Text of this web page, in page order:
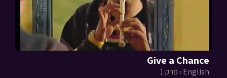
Give a Chance
English › פרק 1